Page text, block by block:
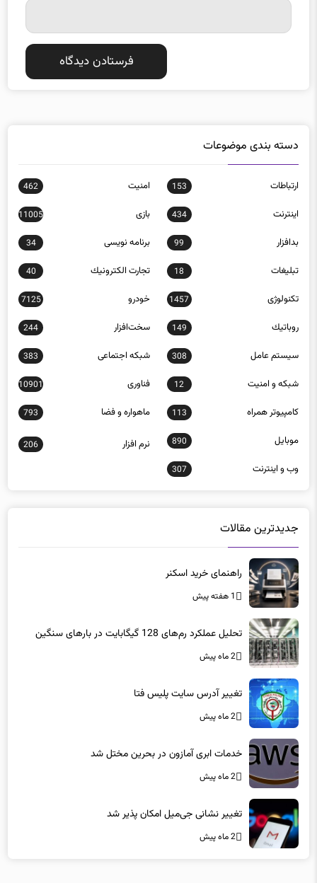
دسته بندی موضوعات
ارتباطات 153 امنيت 462
اينترنت 434 بازی 11005
بدافزار 99 برنامه نويسی 34
تبلیغات 18 تجارت الكترونيك 40
تکنولوژی 1457 خودرو 7125
روباتيك 149 سخت‌افزار 244
سيستم عامل 308 شبكه اجتماعی 383
شبكه و امنيت 12 فناوری 10901
كامپيوتر همراه 113 ماهواره و فضا 793
موبايل 890 نرم افزار 206
وب و اينترنت 307
جدیدترین مقالات
راهنمای خرید اسکنر
1 هفته پیش
تحلیل عملکرد رم‌های 128 گیگابایت در بارهای سنگین
2 ماه پیش
تغییر آدرس سایت پلیس فتا
2 ماه پیش
خدمات ابری آمازون در بحرین مختل شد
2 ماه پیش
تغییر نشانی جی‌میل امکان پذیر شد
2 ماه پیش